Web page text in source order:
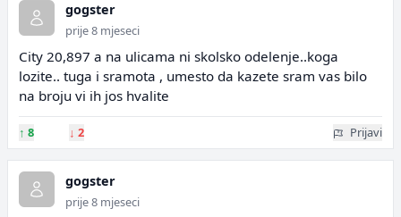
gogster
prije 8 mjeseci
City 20,897 a na ulicama ni skolsko odelenje..koga
lozite.. tuga i sramota , umesto da kazete sram vas bilo
na broju vi ih jos hvalite
↑ 8 ↓ 2 Prijavi
gogster
prije 8 mjeseci